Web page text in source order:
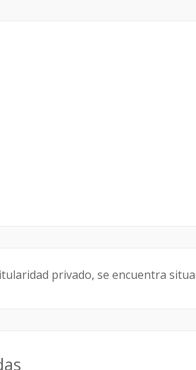
privado, se encuentra